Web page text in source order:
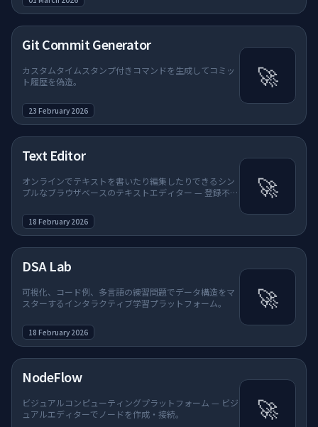
Git Commit Generator
カスタムタイムスタンプ付きコマンドを生成してコミッ
ト履歴を偽造。
23 February 2026
🚀
Text Editor
オンラインでテキストを書いたり編集したりできるシン
プルなブラウザベースのテキストエディター — 登録不
18 February 2026
🚀
DSA Lab
可視化、コード例、多言語の練習問題でデータ構造をマ
スターするインタラクティブ学習プラットフォーム。
18 February 2026
🚀
NodeFlow
ビジュアルコンピューティングプラットフォーム — ビジ
ュアルエディターでノードを作成・接続。
🚀